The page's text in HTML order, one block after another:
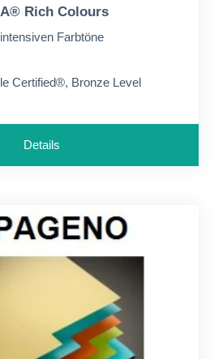
Rich Colours
Farbtöne
Certified®, Bronze Level
Details